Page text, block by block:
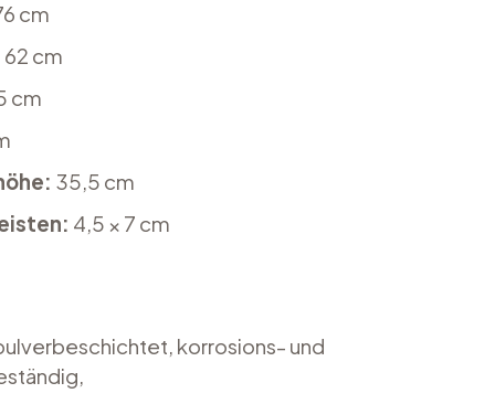
cm
62 cm
cm
35,5 cm
4,5 × 7 cm
korrosions- und